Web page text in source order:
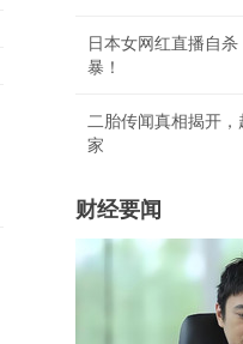
日本女网红直播自
暴！
二胎传闻真相揭开
家
财经要闻